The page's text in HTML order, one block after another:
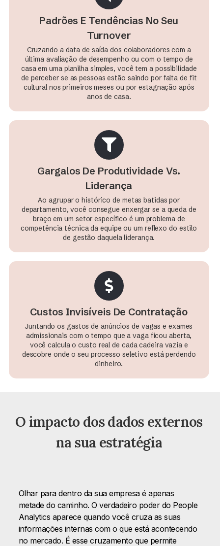
Padrões E Tendências No Seu
Turnover​
Cruzando a data de saída dos colaboradores com a
última avaliação de desempenho ou com o tempo de
casa em uma planilha simples, você tem a possibilidade
de perceber se as pessoas estão saindo por falta de fit
cultural nos primeiros meses ou por estagnação após
anos de casa.
Gargalos De Produtividade Vs.
Liderança​
Ao agrupar o histórico de metas batidas por
departamento, você consegue enxergar se a queda de
braço em um setor específico é um problema de
competência técnica da equipe ou um reflexo do estilo
de gestão daquela liderança.
Custos Invisíveis De Contratação​
Juntando os gastos de anúncios de vagas e exames
admissionais com o tempo que a vaga ficou aberta,
você calcula o custo real de cada cadeira vazia e
descobre onde o seu processo seletivo está perdendo
dinheiro.
O impacto dos dados externos
na sua estratégia
Olhar para dentro da sua empresa é apenas
metade do caminho. O verdadeiro poder do People
Analytics aparece quando você cruza as suas
informações internas com o que está acontecendo
no mercado. É esse cruzamento que permite